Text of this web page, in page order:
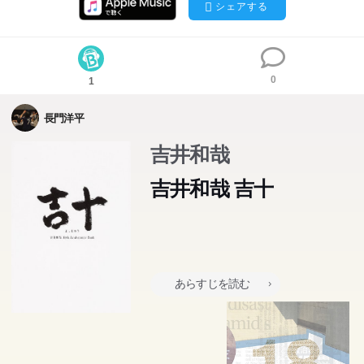
シェアする
1 0
長門洋平
吉井和哉
吉井和哉 吉十
あらすじを読む
吉井和哉ソロデビュー10周年記念アーティストブック。